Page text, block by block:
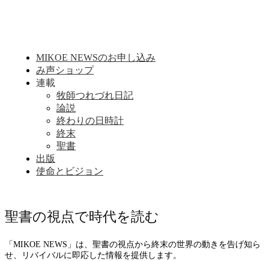
MIKOE NEWSのお申し込み
み声ショップ
連載
牧師つれづれ日記
論説
終わりの日時計
終末
聖書
出版
使命とビジョン
聖書の視点で時代を読む
「MIKOE NEWS」は、聖書の視点から終末の世界の動きを告げ知ら
せ、リバイバルに即応した情報を提供します。